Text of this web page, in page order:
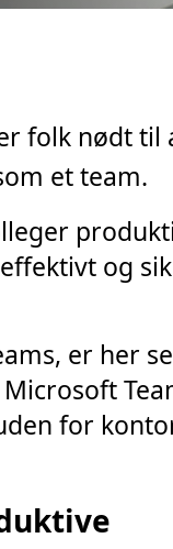
folk nødt til
et team.
og
er her
for